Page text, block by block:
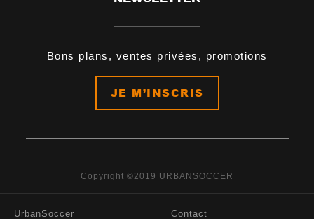
Bons plans, ventes privées, promotions
JE M’INSCRIS
Copyright ©2019 URBANSOCCER
UrbanSoccer Contact